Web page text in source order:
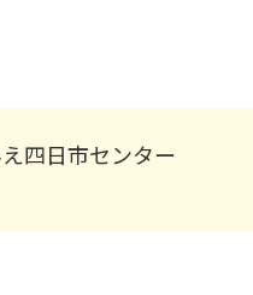
四日市センター